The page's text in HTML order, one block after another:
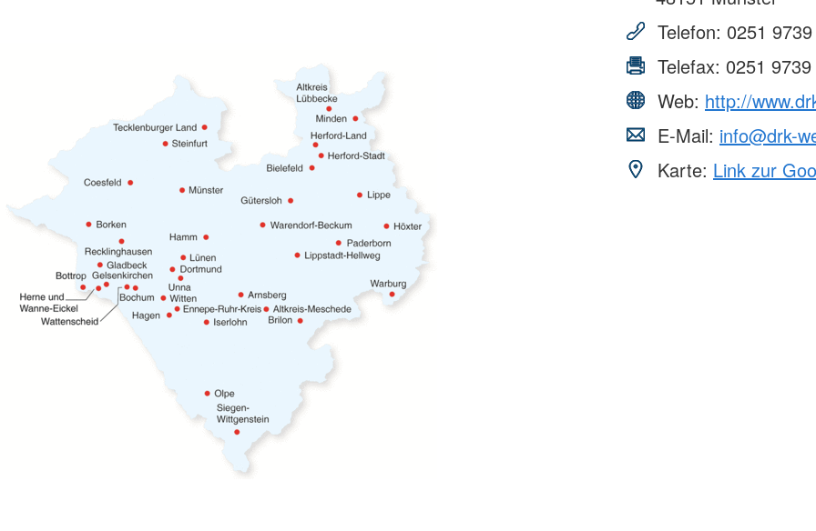
Telefon: 0251
Telefax: 0251
Web: http://
E-Mail: info@drk-
Karte: Link zur